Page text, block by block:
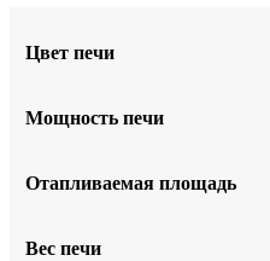
Цвет печи
Мощность печи
Отапливаемая площадь
Вес печи